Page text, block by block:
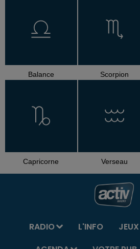
Balance Scorpion
Capricorne Verseau
RADIO L'INFO JEUX